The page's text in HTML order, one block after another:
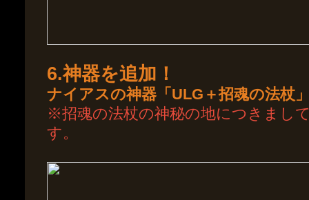
6.神器を追加！
ナイアスの神器「ULG＋招魂の法杖
※招魂の法杖の神秘の地につきまし
す。